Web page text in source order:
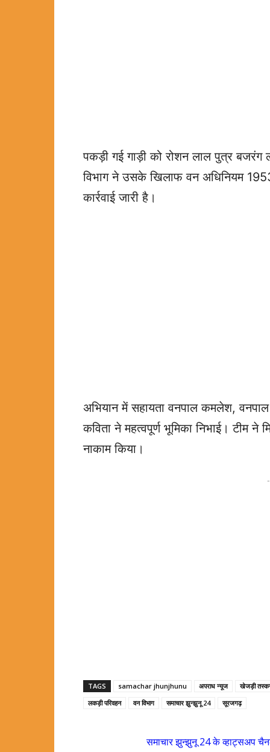
पकड़ी गई गाड़ी को रोशन लाल पुत्र बजरंग
विभाग ने उसके खिलाफ वन अधिनियम
कार्रवाई जारी है।
अभियान में सहायता वनपाल कमलेश,
कविता ने महत्वपूर्ण भूमिका निभाई। टीम
नाकाम किया।
TAGS samachar jhunjhunu अपराध न्यूज
खेजड़ी
लकड़ी परिवहन
वन विभाग समाचार झुन्झुनू 24 सूरजगढ़
समाचार झुन्झुनू 24 के व्हाट्सअप